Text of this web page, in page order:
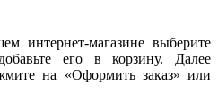
интернет-магазине выберите
его в корзину. Далее
на «Оформить заказ» или